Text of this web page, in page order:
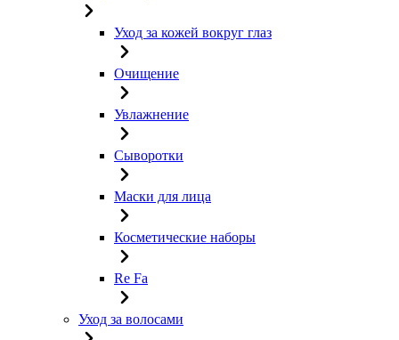
Уход за кожей вокруг глаз
Очищение
Увлажнение
Сыворотки
Маски для лица
Косметические наборы
Re Fa
Уход за волосами